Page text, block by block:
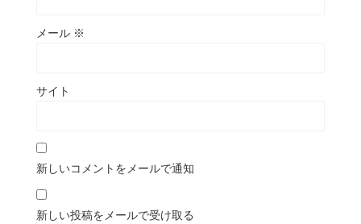
メール ※
サイト
新しいコメントをメールで通知
新しい投稿をメールで受け取る